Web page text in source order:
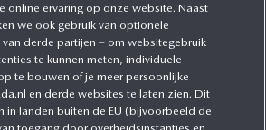
online ervaring op onze website. Naast
we ook gebruik van optionele
derde partijen – om websitegebruik
te kunnen meten, individuele
te bouwen of je meer persoonlijke
en derde websites te laten zien. Dit
in landen buiten de EU (bijvoorbeeld de